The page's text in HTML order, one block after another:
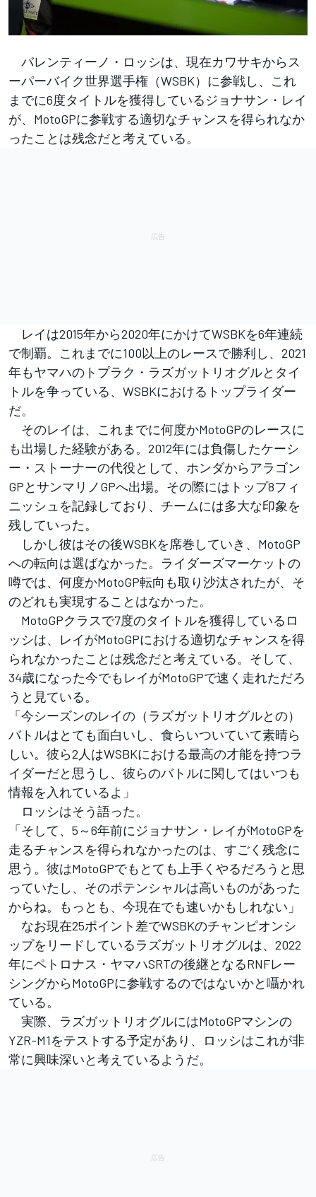
バレンティーノ・ロッシは、現在カワサキからス
ーパーバイク世界選手権（WSBK）に参戦し、これ
までに6度タイトルを獲得しているジョナサン・レイ
が、MotoGPに参戦する適切なチャンスを得られなか
ったことは残念だと考えている。
レイは2015年から2020年にかけてWSBKを6年連続
で制覇。これまでに100以上のレースで勝利し、2021
年もヤマハのトプラク・ラズガットリオグルとタイ
トルを争っている、WSBKにおけるトップライダー
だ。
そのレイは、これまでに何度かMotoGPのレースに
も出場した経験がある。2012年には負傷したケーシ
ー・ストーナーの代役として、ホンダからアラゴン
GPとサンマリノGPへ出場。その際にはトップ8フィ
ニッシュを記録しており、チームには多大な印象を
残していった。
しかし彼はその後WSBKを席巻していき、MotoGP
への転向は選ばなかった。ライダーズマーケットの
噂では、何度かMotoGP転向も取り沙汰されたが、そ
のどれも実現することはなかった。
MotoGPクラスで7度のタイトルを獲得しているロ
ッシは、レイがMotoGPにおける適切なチャンスを得
られなかったことは残念だと考えている。そして、
34歳になった今でもレイがMotoGPで速く走れただろ
うと見ている。
「今シーズンのレイの（ラズガットリオグルとの）
バトルはとても面白いし、食らいついていて素晴ら
しい。彼ら2人はWSBKにおける最高の才能を持つラ
イダーだと思うし、彼らのバトルに関してはいつも
情報を入れているよ」
ロッシはそう語った。
「そして、5～6年前にジョナサン・レイがMotoGPを
走るチャンスを得られなかったのは、すごく残念に
思う。彼はMotoGPでもとても上手くやるだろうと思
っていたし、そのポテンシャルは高いものがあった
からね。もっとも、今現在でも速いかもしれない」
なお現在25ポイント差でWSBKのチャンピオンシ
ップをリードしているラズガットリオグルは、2022
年にペトロナス・ヤマハSRTの後継となるRNFレー
シングからMotoGPに参戦するのではないかと囁かれ
ている。
実際、ラズガットリオグルにはMotoGPマシンの
YZR-M1をテストする予定があり、ロッシはこれが非
常に興味深いと考えているようだ。